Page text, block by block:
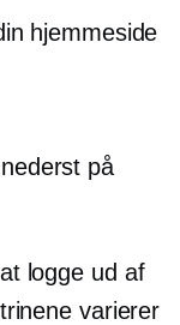
hjemmeside
på
logge ud af
varierer